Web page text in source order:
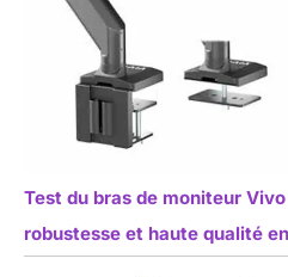
Test du bras de moniteur Vivo
robustesse et haute qualité